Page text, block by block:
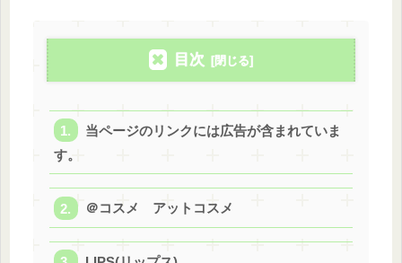
目次
当ページのリンクには広告が含まれていま
す。
＠コスメ アットコスメ